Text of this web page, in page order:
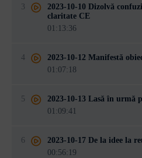
3
2023-10-10 Dizolvă
claritate CE
01:13:36
4
2023-10-12 Manifestă
01:07:18
5
2023-10-13 Lasă în urmă
01:09:41
6
2023-10-17 De la idee la
00:56:19